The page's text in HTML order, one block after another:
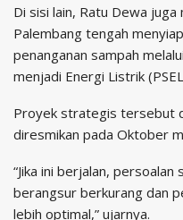
Di sisi lain, Ratu Dewa
Palembang tengah
penanganan sampah
menjadi Energi Listrik
Proyek strategis tersebut
diresmikan pada Oktober
“Jika ini berjalan,
berangsur berkurang dan
lebih optimal,” ujarnya.